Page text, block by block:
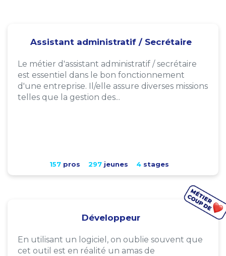
Assistant administratif / Secrétaire
Le métier d'assistant administratif / secrétaire
est essentiel dans le bon fonctionnement
d'une entreprise. Il/elle assure diverses missions
telles que la gestion des...
157pros 297jeunes 4stages
Développeur
En utilisant un logiciel, on oublie souvent que
cet outil est en réalité un amas de